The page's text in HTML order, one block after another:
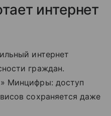
интернет
интернет
граждан.
Минцифры: доступ
сохраняется даже